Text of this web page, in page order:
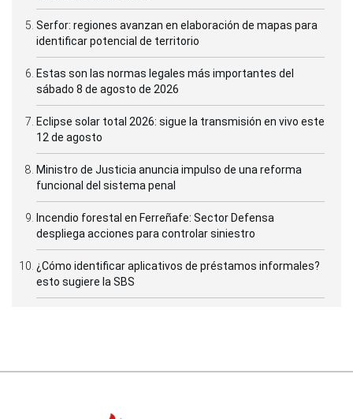
Serfor: regiones avanzan en elaboración de mapas para
identificar potencial de territorio
Estas son las normas legales más importantes del
sábado 8 de agosto de 2026
Eclipse solar total 2026: sigue la transmisión en vivo este
12 de agosto
Ministro de Justicia anuncia impulso de una reforma
funcional del sistema penal
Incendio forestal en Ferreñafe: Sector Defensa
despliega acciones para controlar siniestro
¿Cómo identificar aplicativos de préstamos informales?
esto sugiere la SBS